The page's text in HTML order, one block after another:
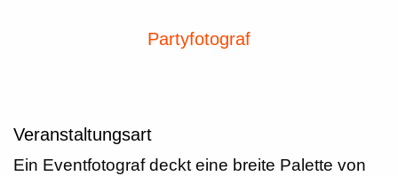
Partyfotograf
Veranstaltungsart
Ein Eventfotograf deckt eine breite Palette von